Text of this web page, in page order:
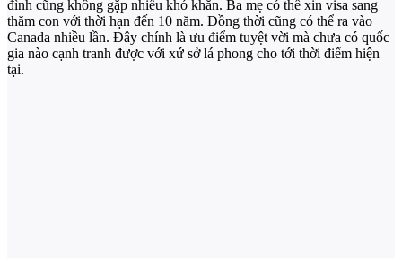
đình cũng không gặp nhiều khó khăn. Ba mẹ có thể xin visa sang
thăm con với thời hạn đến 10 năm. Đồng thời cũng có thể ra vào
Canada nhiều lần. Đây chính là ưu điểm tuyệt vời mà chưa có quốc
gia nào cạnh tranh được với xứ sở lá phong cho tới thời điểm hiện
tại.